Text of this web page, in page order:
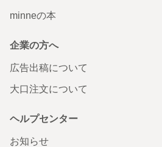
minneの本
企業の方へ
広告出稿について
大口注文について
ヘルプセンター
お知らせ